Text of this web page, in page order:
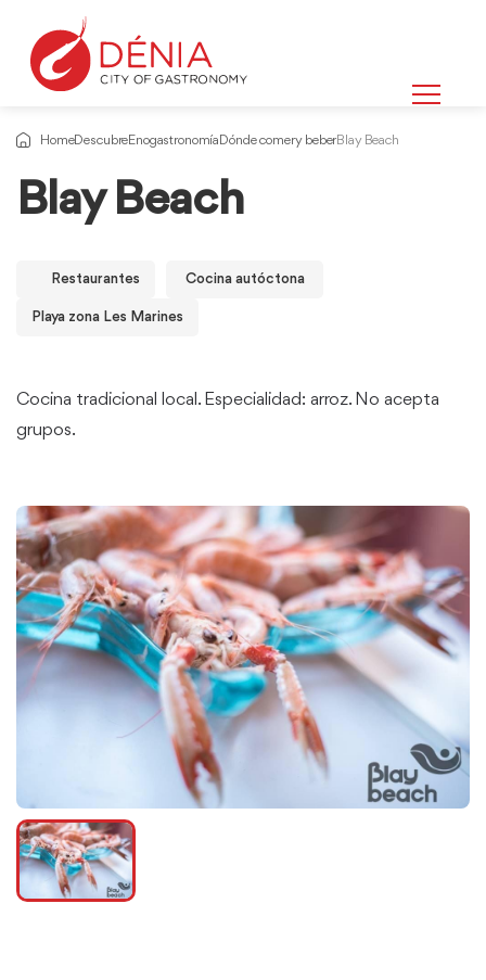
HomeDescubreEnogastronomía Dónde comer y beberBlay Beach
Blay Beach
Restaurantes Cocina autóctona
Playa zona Les Marines
Cocina tradicional local. Especialidad: arroz. No acepta
grupos.